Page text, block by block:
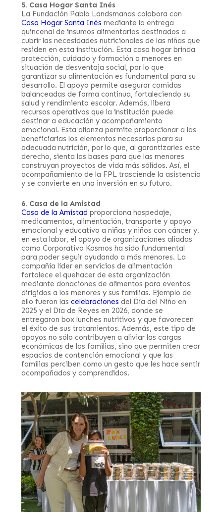
5. Casa Hogar Santa Inés
La Fundación Pablo Landsmanas colabora con
Casa Hogar Santa Inés mediante la entrega
quincenal de insumos alimentarios destinados a
cubrir las necesidades nutricionales de las niñas que
residen en esta institución. Esta casa hogar brinda
protección, cuidado y formación a menores en
situación de desventaja social, por lo que
garantizar su alimentación es fundamental para su
desarrollo. El apoyo permite asegurar comidas
balanceadas de forma continua, fortaleciendo su
salud y rendimiento escolar. Además, libera
recursos operativos que la institución puede
destinar a educación y acompañamiento
emocional. Esta alianza permite proporcionar a las
beneficiarias los elementos necesarios para su
adecuada nutrición, por lo que, al garantizarles este
derecho, sienta las bases para que las menores
construyan proyectos de vida más sólidos. Así, el
acompañamiento de la FPL trasciende la asistencia
y se convierte en una inversión en su futuro.
6. Casa de la Amistad
Casa de la Amistad proporciona hospedaje,
medicamentos, alimentación, transporte y apoyo
emocional y educativo a niñas y niños con cáncer y,
en esta labor, el apoyo de organizaciones aliadas
como Corporativo Kosmos ha sido fundamental
para poder seguir ayudando a más menores. La
compañía líder en servicios de alimentación
fortalece el quehacer de esta organización
mediante donaciones de alimentos para eventos
dirigidos a los menores y sus familias. Ejemplo de
ello fueron las celebraciones del Día del Niño en
2025 y el Día de Reyes en 2026, donde se
entregaron box lunches nutritivos y que favorecen
el éxito de sus tratamientos. Además, este tipo de
apoyos no sólo contribuyen a aliviar las cargas
económicas de las familias, sino que permiten crear
espacios de contención emocional y que las
familias perciben como un gesto que les hace sentir
acompañados y comprendidos.